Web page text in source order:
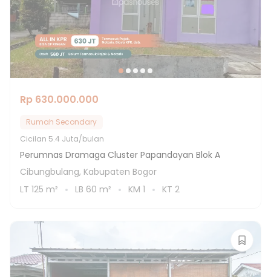
Rp 630.000.000
Rumah Secondary
Cicilan 5.4 Juta/bulan
Perumnas Dramaga Cluster Papandayan Blok A
Cibungbulang, Kabupaten Bogor
LT 125 m² LB 60 m² KM 1 KT 2